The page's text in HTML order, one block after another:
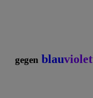
gegen blau